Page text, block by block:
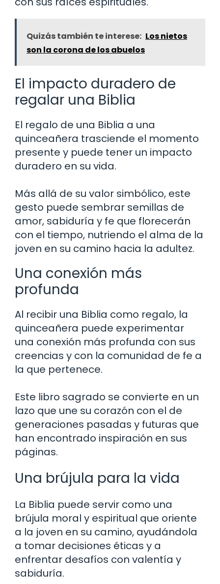
Quizás también te interese: Los nietos
son la corona de los abuelos
El impacto duradero de
regalar una Biblia
El regalo de una Biblia a una
quinceañera trasciende el momento
presente y puede tener un impacto
duradero en su vida.
Más allá de su valor simbólico, este
gesto puede sembrar semillas de
amor, sabiduría y fe que florecerán
con el tiempo, nutriendo el alma de la
joven en su camino hacia la adultez.
Una conexión más
profunda
Al recibir una Biblia como regalo, la
quinceañera puede experimentar
una conexión más profunda con sus
creencias y con la comunidad de fe a
la que pertenece.
Este libro sagrado se convierte en un
lazo que une su corazón con el de
generaciones pasadas y futuras que
han encontrado inspiración en sus
páginas.
Una brújula para la vida
La Biblia puede servir como una
brújula moral y espiritual que oriente
a la joven en su camino, ayudándola
a tomar decisiones éticas y a
enfrentar desafíos con valentía y
sabiduría.